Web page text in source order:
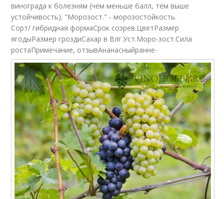
винограда к болезням (чем меньше балл, тем выше
устойчивость); "Морозост." - морозостойкость.
Сорт/ гибридная формаСрок созрев.ЦветРазмер
ягодыРазмер гроздиСахар в Влг.Уст.Моро-зост.Сила
ростаПримечание, отзывАнанасныйранне-